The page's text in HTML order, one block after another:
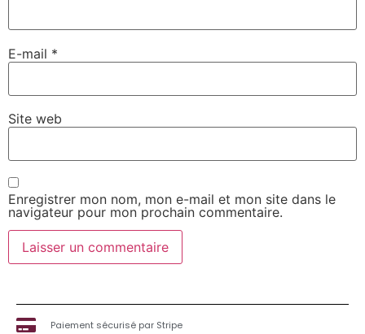
E-mail *
Site web
Enregistrer mon nom, mon e-mail et mon site dans le
navigateur pour mon prochain commentaire.
Paiement sécurisé par Stripe